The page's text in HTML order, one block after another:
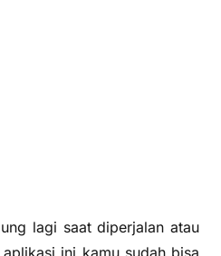
lagi saat diperjalan atau